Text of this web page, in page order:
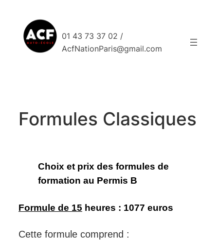
contenu
01 43 73 37 02 /
AcfNationParis@gmail.com
Formules Classiques
Choix et prix des formules de
formation au Permis B
Formule de 15 heures : 1077 euros
Cette formule comprend :